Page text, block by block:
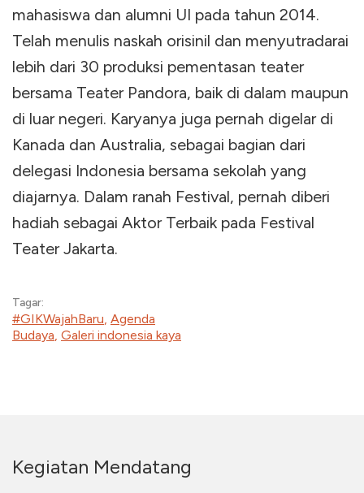
mahasiswa dan alumni UI pada tahun 2014.
Telah menulis naskah orisinil dan menyutradarai
lebih dari 30 produksi pementasan teater
bersama Teater Pandora, baik di dalam maupun
di luar negeri. Karyanya juga pernah digelar di
Kanada dan Australia, sebagai bagian dari
delegasi Indonesia bersama sekolah yang
diajarnya. Dalam ranah Festival, pernah diberi
hadiah sebagai Aktor Terbaik pada Festival
Teater Jakarta.
Tagar:
#GIKWajahBaru, Agenda
Budaya, Galeri indonesia kaya
Kegiatan Mendatang